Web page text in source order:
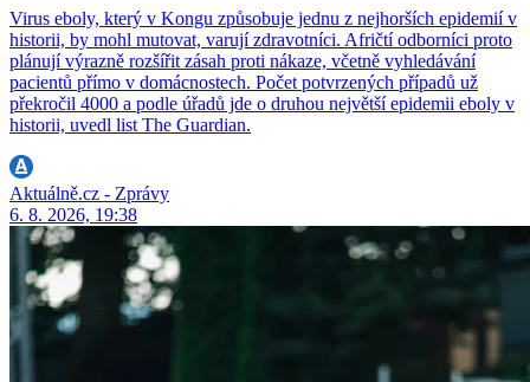
Virus eboly, který v Kongu způsobuje jednu z nejhorších epidemií v
historii, by mohl mutovat, varují zdravotníci. Afričtí odborníci proto
plánují výrazně rozšířit zásah proti nákaze, včetně vyhledávání
pacientů přímo v domácnostech. Počet potvrzených případů už
překročil 4000 a podle úřadů jde o druhou největší epidemii eboly v
historii, uvedl list The Guardian.
Aktuálně.cz - Zprávy
6. 8. 2026, 19:38